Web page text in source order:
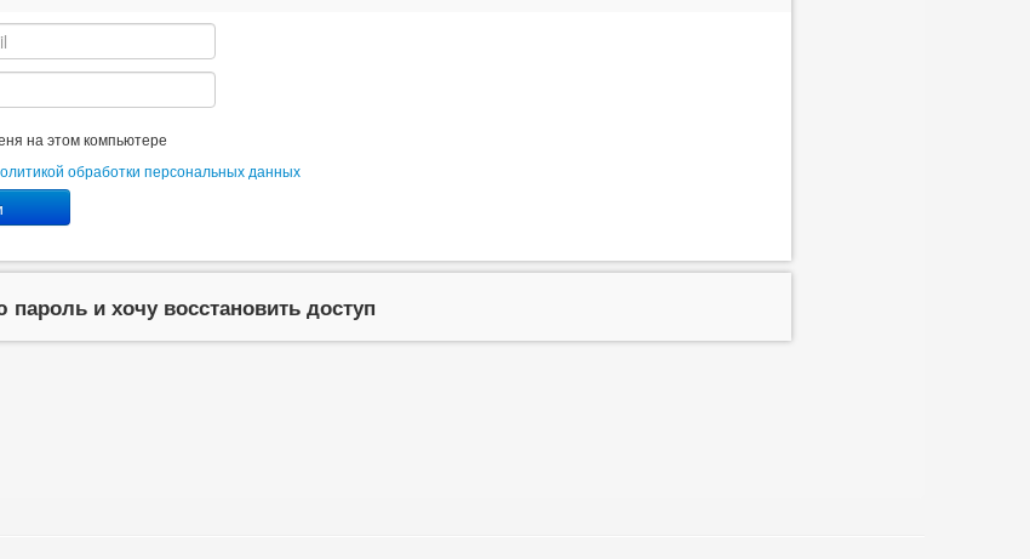
на этом компьютере
обработки персональных данных
и хочу восстановить доступ